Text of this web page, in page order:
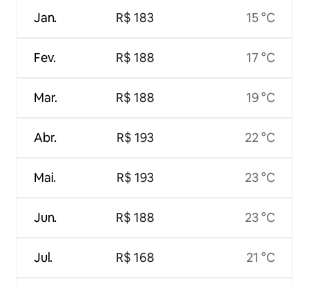
Jan.
Fev.
Mar.
Abr.
Mai.
Jun.
Jul.
R$ 183
R$ 188
R$ 188
R$ 193
R$ 193
R$ 188
R$ 168
15 °C
17 °C
19 °C
22 °C
23 °C
23 °C
21 °C